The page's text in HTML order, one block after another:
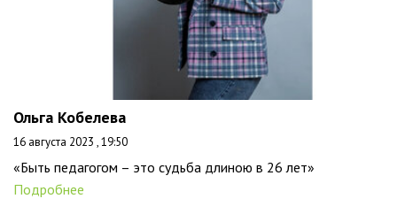
Ольга Кобелева
16 августа 2023 , 19:50
«Быть педагогом – это судьба длиною в 26 лет»
Подробнее